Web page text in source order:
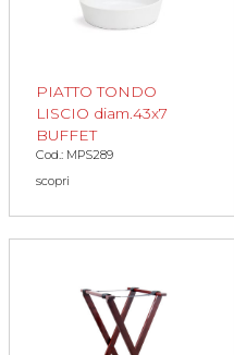
PIATTO TONDO
LISCIO diam.43x7
BUFFET
Cod.: MPS289
scopri